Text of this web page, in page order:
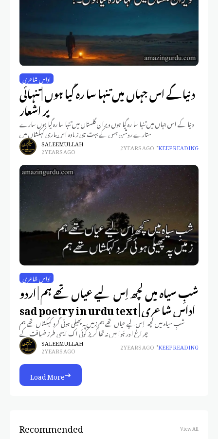
اداس شاعری
دنیا کے اس جہاں میں تنہا سا رہ گیا ہوں | تنہائی
پر اشعار
دنیا کے اس جہاں میں تنہا سا رہ گیا ہوں ویران گلستاں میں تنہا سا رہ گیا ہوں سارے
ستارے روشن جس کے بہت ہی زیادہ اس پیاری کہکشاں میں
SALEEM ULLAH
2 YEARS AGO 2 YEARS AGO KEEP READING
اداس شاعری
شبِ سیاہ میں کچھ اِس لیے عیاں تھے ہم | اردو
اداس شاعری | sad poetry in urdu text
شبِ سیاہ میں کچھ اِس لیے عیاں تھے ہم زمیں پہ پھیلی ہوئی گَردِ کہکشاں تھے ہم
چراغ اور ہَوا میں نہ تھا گُریز کوئی اک ایسی طرزِ ضیافت کے
SALEEM ULLAH
2 YEARS AGO 2 YEARS AGO KEEP READING
Load More
Recommended View All